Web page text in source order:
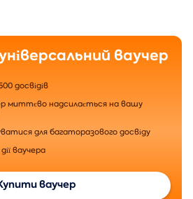
ваучер
досвідів
миттєво надсилається на вашу
для багаторазового досвіду
ваучера
ваучер